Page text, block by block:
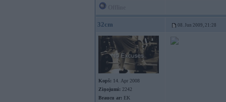
32cm 08. Jun 2009, 21:28
Kopš: 14. Apr 2008
Ziņojumi: 2242
Braucu ar: EK